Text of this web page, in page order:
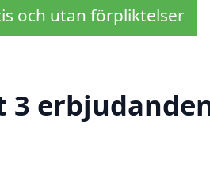
och utan förpliktelser
3